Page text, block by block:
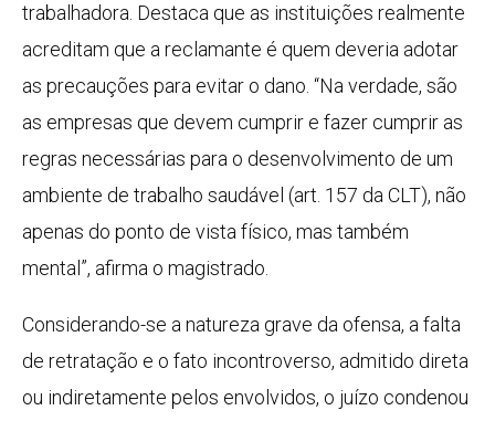
trabalhadora. Destaca que as instituições realmente
acreditam que a reclamante é quem deveria adotar
as precauções para evitar o dano. “Na verdade, são
as empresas que devem cumprir e fazer cumprir as
regras necessárias para o desenvolvimento de um
ambiente de trabalho saudável (art. 157 da CLT), não
apenas do ponto de vista físico, mas também
mental”, afirma o magistrado.
Considerando-se a natureza grave da ofensa, a falta
de retratação e o fato incontroverso, admitido direta
ou indiretamente pelos envolvidos, o juízo condenou